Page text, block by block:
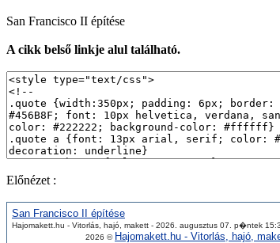
San Francisco II építése
A cikk belső linkje alul található.
Előnézet :
San Francisco II építése
Hajomakett.hu - Vitorlás, hajó, makett - 2026. augusztus 07. p�ntek
2026 © Hajomakett.hu - Vitorlás, hajó,